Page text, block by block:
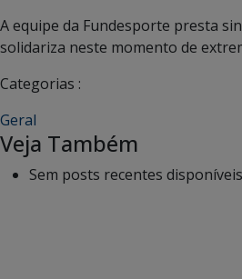
A equipe da Fundesporte presta
solidariza neste momento de
Categorias :
Geral
Veja Também
Sem posts recentes